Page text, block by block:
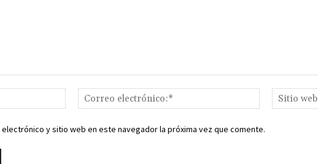
Nombre:*
Correo
electrónico:*
y sitio web en este navegador la próxima vez que comente.